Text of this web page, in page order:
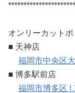
オンリーカット
■ 天神店
福岡市中央区
■ 博多駅前店
福岡市博多区 |